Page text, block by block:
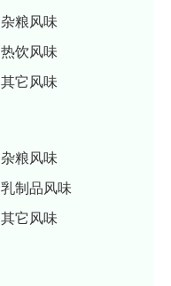
杂粮风味
热饮风味
其它风味
杂粮风味
乳制品风味
其它风味